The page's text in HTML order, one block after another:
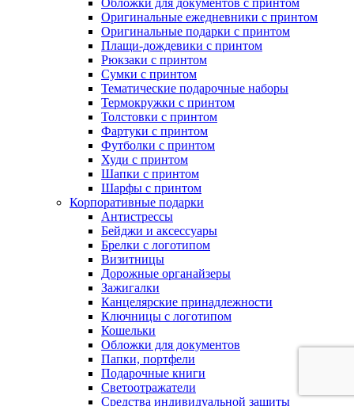
Оригинальные ежедневники с принтом
Оригинальные подарки с принтом
Плащи-дождевики с принтом
Рюкзаки с принтом
Сумки с принтом
Тематические подарочные наборы
Термокружки с принтом
Толстовки с принтом
Фартуки с принтом
Футболки с принтом
Худи с принтом
Шапки с принтом
Шарфы с принтом
Корпоративные подарки
Антистрессы
Бейджи и аксессуары
Брелки с логотипом
Визитницы
Дорожные органайзеры
Зажигалки
Канцелярские принадлежности
Ключницы с логотипом
Кошельки
Обложки для документов
Папки, портфели
Подарочные книги
Светоотражатели
Средства индивидуальной защиты